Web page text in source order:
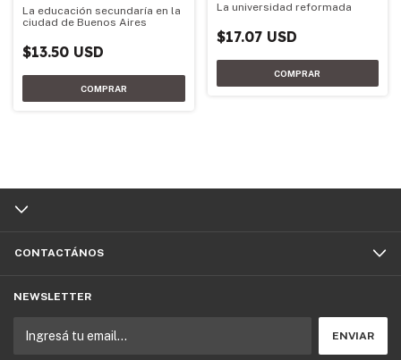
La educación secundaría en la
ciudad de Buenos Aires
$13.50 USD
La universidad reformada
$17.07 USD
CONTACTÁNOS
NEWSLETTER